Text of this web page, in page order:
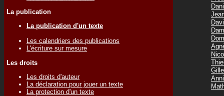
La publication
La publication d'un texte
Les calendriers des publications
L'écriture sur mesure
Les droits
Les droits d'auteur
La déclaration pour jouer un texte
La protection d'un texte